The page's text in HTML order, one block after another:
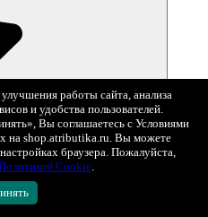
В избранное
мягкая
работы сайта, анализа
и удобства пользователей.
Вы соглашаетесь с Условиями
на shop.atributika.ru. Вы можете
браузера. Пожалуйста,
Cookie.